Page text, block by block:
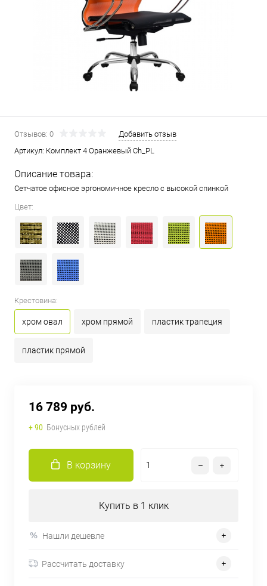
Отзывов: 0
Добавить отзыв
Артикул: Комплект 4 Оранжевый Ch_PL
Описание товара:
Сетчатое офисное эргономичное кресло с высокой спинкой
Цвет:
Крестовина:
хром овал хром прямой пластик трапеция
пластик прямой
16 789 руб.
+ 90 Бонусных рублей
В корзину
Купить в 1 клик
Нашли дешевле
Рассчитать доставку